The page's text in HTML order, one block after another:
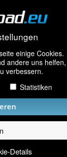
einige Cookies.
andere uns helfen,
verbessern.
Statistiken
Details
Bilder